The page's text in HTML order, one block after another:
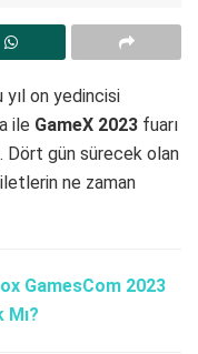
yıl on yedincisi
ile GameX 2023 fuarı
Dört gün sürecek olan
ne zaman
GamesCom 2023
Mı?